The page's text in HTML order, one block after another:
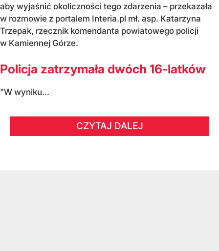
aby wyjaśnić okoliczności tego zdarzenia – przekazała
w rozmowie z portalem Interia.pl mł. asp. Katarzyna
Trzepak, rzecznik komendanta powiatowego policji
w Kamiennej Górze.
Policja zatrzymała dwóch 16-latków
"W wyniku...
CZYTAJ DALEJ